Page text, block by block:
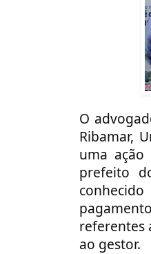
O
Ribamar,
uma
prefeito
referentes
ao gestor.